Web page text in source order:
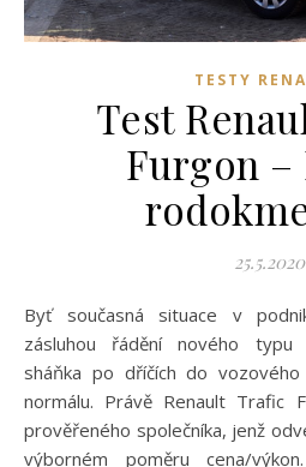
TESTY
Test
Furgon –
25.5.2020
Byť současná situace v podnikatelském sektoru není
zásluhou řádění nového typu
sháňka po dříčích do
normálu. Právě Renault Trafic
prověřeného společníka, jenž
výborném poměru cena/